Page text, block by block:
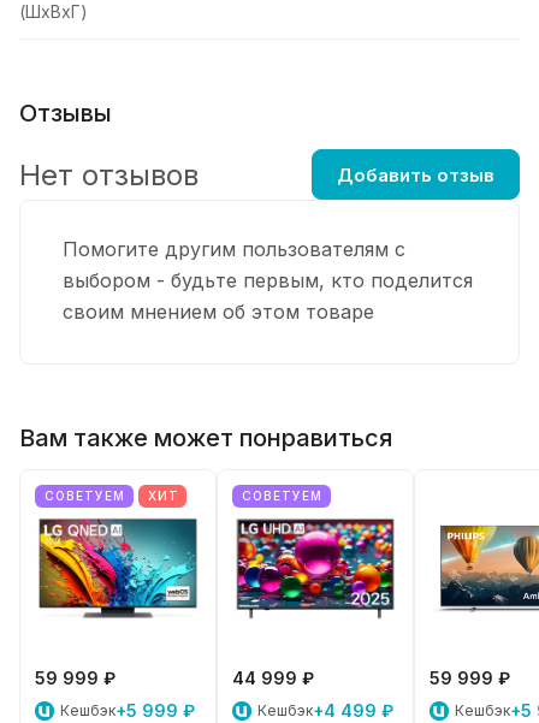
(ШxВxГ)
Отзывы
Помогите другим пользователям с
выбором - будьте первым, кто поделится
своим мнением об этом товаре
Нет отзывов Добавить отзыв
Вам также может понравиться
СОВЕТУЕМ ХИТ
59 999 ₽
Кешбэк+5 999 ₽
СОВЕТУЕМ
44 999 ₽
Кешбэк+4 499 ₽
59 999 ₽
Кешбэк+5